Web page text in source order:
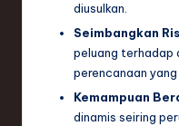
diusulkan.
Seimbangkan
peluang terhadap
perencanaan
Kemampuan
dinamis seiring